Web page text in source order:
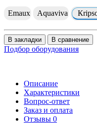
Emaux Aquaviva
В закладки В сравнение
Подбор оборудования
Описание
Характеристики
Вопрос-ответ
Заказ и оплата
Отзывы 0